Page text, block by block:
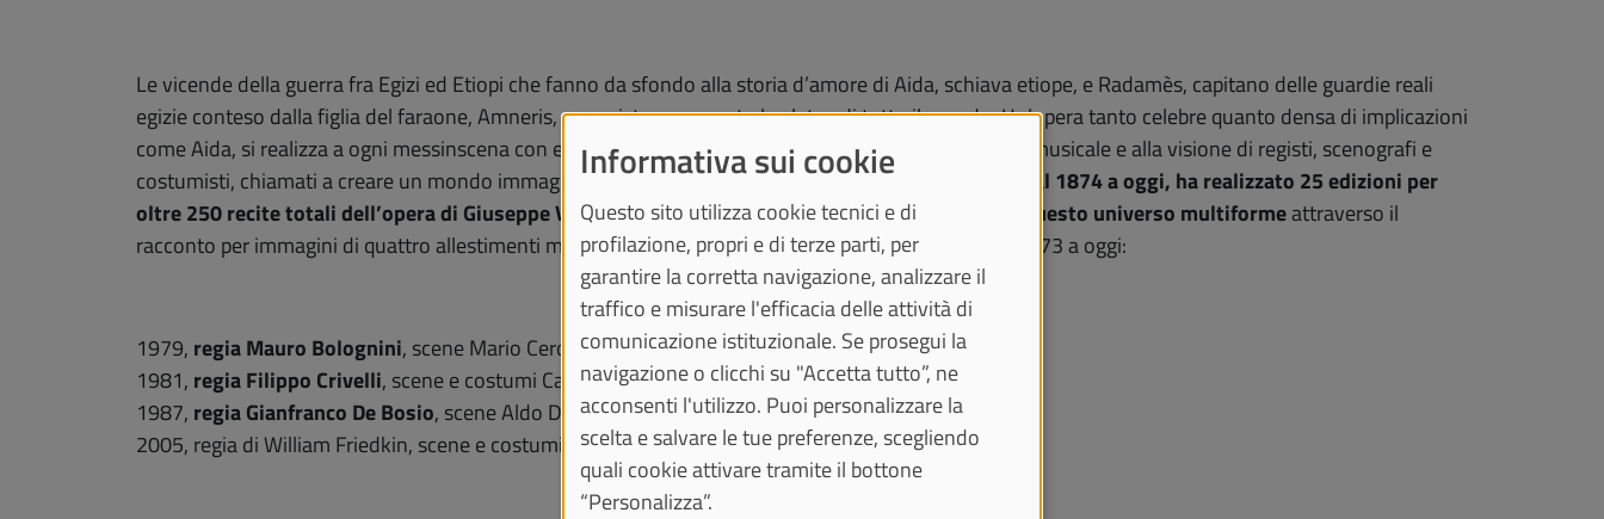
Le vicende della guerra fra Egizi ed Etiopi che fanno da sfondo alla storia d’amore di Aida, schiava etiope, e Radamès, capitano delle guardie reali
egizie conteso dalla figlia del faraone, Amneris, conquistarono presto le platee di tutto il mondo. Un’opera tanto celebre quanto densa di implicazioni
come Aida, si realizza a ogni messinscena con esiti estetici differenti, rispondenti all’interpretazione musicale e alla visione di registi, scenografi e
costumisti, chiamati a creare un mondo immaginario in cui ambientare le vicende.Il Teatro Regio, dal 1874 a oggi, ha realizzato 25 edizioni per
oltre 250 recite totali dell’opera di Giuseppe Verdi.La mostra fotografica offre uno spaccato di questo universo multiformeattraverso il
racconto per immagini di quattro allestimenti messi in scena nel nuovo Regio di Carlo Mollino, dal 1973 a oggi:
1979, regia Mauro Bolognini, scene Mario Ceroli, costumi Aldo Buti
1981, regia Filippo Crivelli, scene e costumi Carlo Savi
1987, regia Gianfranco De Bosio, scene Aldo De Lorenzo, costumi Zaira De Vincentiis
2005, regia di William Friedkin, scene e costumi di Carlo Diappi.
Informativa sui cookie
Questo sito utilizza cookie tecnici e di
profilazione, propri e di terze parti, per
garantire la corretta navigazione, analizzare il
traffico e misurare l'efficacia delle attività di
comunicazione istituzionale. Se prosegui la
navigazione o clicchi su "Accetta tutto”, ne
acconsenti l'utilizzo. Puoi personalizzare la
scelta e salvare le tue preferenze, scegliendo
quali cookie attivare tramite il bottone
“Personalizza”.